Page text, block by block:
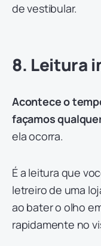
de vestibular.
8. Leitura
Acontece o
façamos
ela ocorra.
É a leitura que
letreiro de uma
ao bater o olho
rapidamente no